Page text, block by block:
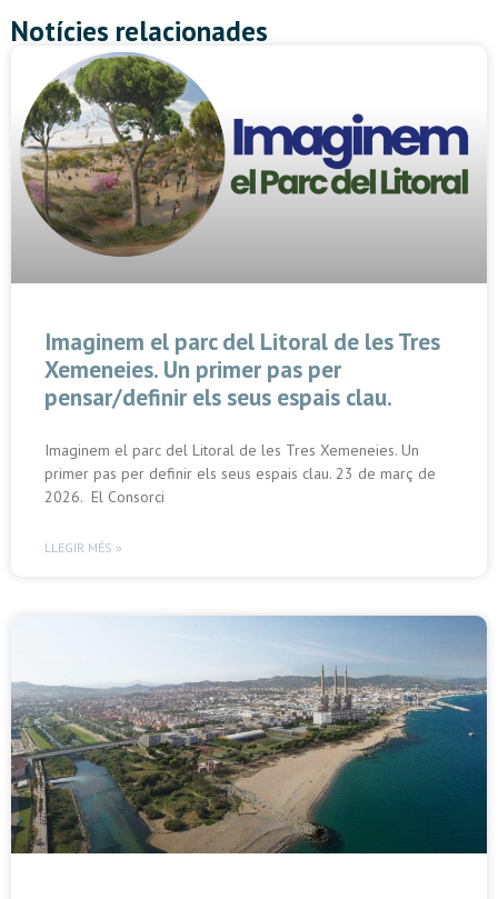
Notícies relacionades
Imaginem el parc del Litoral de les Tres
Xemeneies. Un primer pas per
pensar/definir els seus espais clau.
Imaginem el parc del Litoral de les Tres Xemeneies. Un
primer pas per definir els seus espais clau. 23 de març de
2026. El Consorci
LLEGIR MÉS »